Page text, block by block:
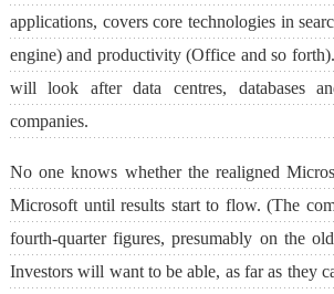
applications, covers core technologies in
engine) and productivity (Office and so
will look after data centres, databases
companies.
No one knows whether the realigned
Microsoft until results start to flow. (The
fourth-quarter figures, presumably on the
Investors will want to be able, as far as they